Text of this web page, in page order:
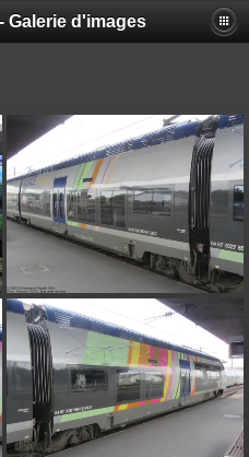
Galerie d'images